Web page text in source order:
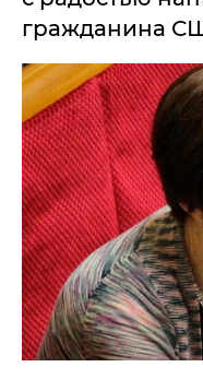
гражданина